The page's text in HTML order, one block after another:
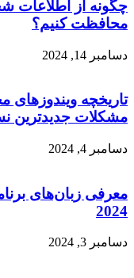
چگونه از اطلاعات
محافظت کنیم؟
دسامبر 14, 2024
مشکلات جدیدترین
دسامبر 4, 2024
معرفی زبان‌های
2024
دسامبر 3, 2024